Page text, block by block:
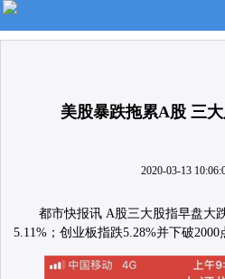
美股暴跌拖累A股 三
2020-03-13
都市快报讯 A股三大股指早盘大
5.11%；创业板指跌5.28%并下破2000